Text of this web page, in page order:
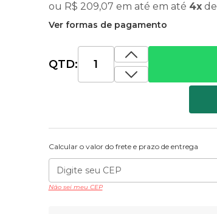
ou R$ 209,07 em até em até 4xde
Ver formas de pagamento
QTD:
Calcular o valor do frete e prazo de entrega
Não sei meu CEP